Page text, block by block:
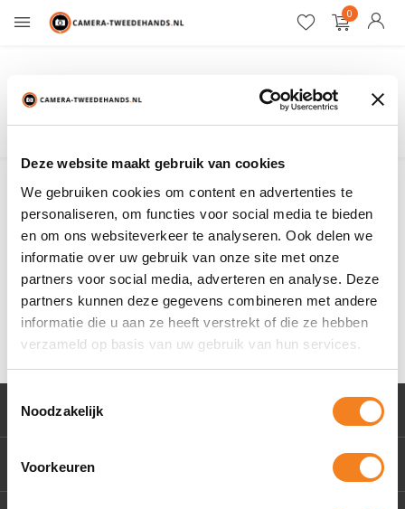
Deze website maakt gebruik van cookies
We gebruiken cookies om content en advertenties te
personaliseren, om functies voor social media te bieden
en om ons websiteverkeer te analyseren. Ook delen we
informatie over uw gebruik van onze site met onze
partners voor social media, adverteren en analyse. Deze
partners kunnen deze gegevens combineren met andere
informatie die u aan ze heeft verstrekt of die ze hebben
verzameld op basis van uw gebruik van hun services.
Noodzakelijk
Voorkeuren
0
Filter
0 producten Toon:
Sorteren op:
Geen producten gevonden!...
Klantenservice
Mijn account